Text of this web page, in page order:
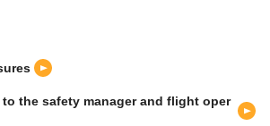
the safety manager and flight oper